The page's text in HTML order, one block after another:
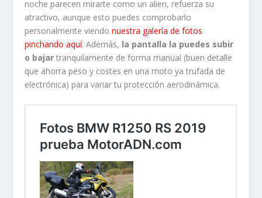
noche parecen mirarte como un alien, refuerza su
atractivo, aunque esto puedes comprobarlo
personalmente viendonuestra galería de fotos
pinchando aquí. Además, la pantalla la puedes subir
o bajar tranquilamente de forma manual (buen detalle
que ahorra peso y costes en una moto ya trufada de
electrónica) para variar tu protección aerodinámica.